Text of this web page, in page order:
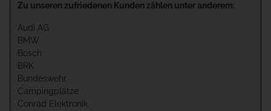
Zu unseren zufriedenen Kunden zählen unter anderem:
Audi AG
BMW
Bosch
BRK
Bundeswehr
Campingplätze
Conrad Elektronik